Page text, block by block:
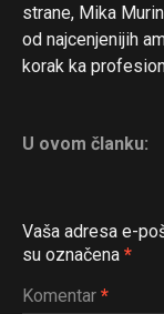
strane, Mika
od najcenjenijih
korak ka
U ovom članku:
Vaša adresa e-
su označena *
Komentar *